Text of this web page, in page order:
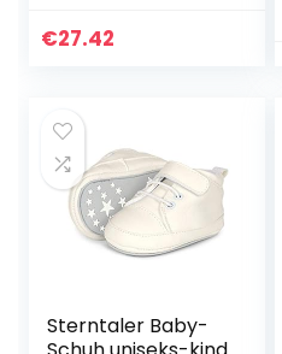
€27.42
Sterntaler Baby-